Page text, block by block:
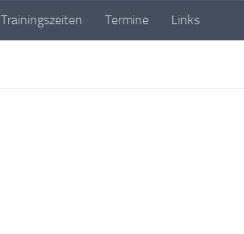
Trainingszeiten Termine Links